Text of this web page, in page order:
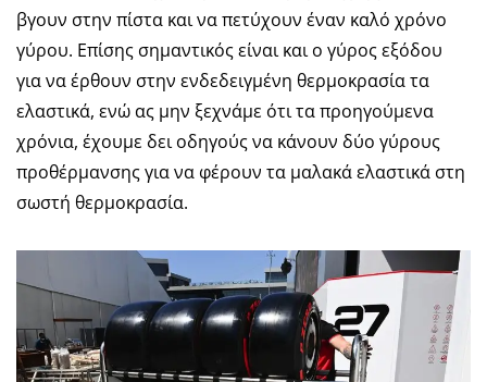
βγουν στην πίστα και να πετύχουν έναν καλό χρόνο
γύρου. Επίσης σημαντικός είναι και ο γύρος εξόδου
για να έρθουν στην ενδεδειγμένη θερμοκρασία τα
ελαστικά, ενώ ας μην ξεχνάμε ότι τα προηγούμενα
χρόνια, έχουμε δει οδηγούς να κάνουν δύο γύρους
προθέρμανσης για να φέρουν τα μαλακά ελαστικά στη
σωστή θερμοκρασία.